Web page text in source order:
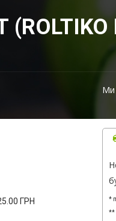
Ми
ГРН *
**